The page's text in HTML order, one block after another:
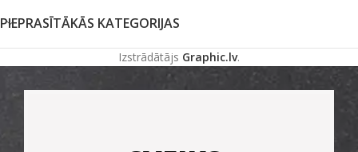
PIEPRASĪTĀKĀS KATEGORIJAS
Izstrādātājs Graphic.lv.